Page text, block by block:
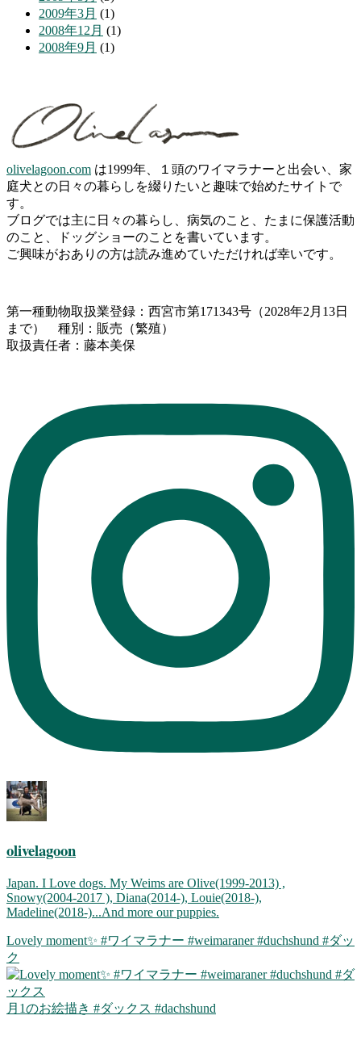
2009年3月 (1)
2008年12月 (1)
2008年9月 (1)
olivelagoon.com は1999年、１頭のワイマラナーと出会い、家
庭犬との日々の暮らしを綴りたいと趣味で始めたサイトで
す。
ブログでは主に日々の暮らし、病気のこと、たまに保護活動
のこと、ドッグショーのことを書いています。
ご興味がおありの方は読み進めていただければ幸いです。
第一種動物取扱業登録：西宮市第171343号（2028年2月13日
まで） 種別：販売（繁殖）
取扱責任者：藤本美保
olivelagoon
Japan. I Love dogs. My Weims are Olive(1999-2013) ,
Snowy(2004-2017 ), Diana(2014-), Louie(2018-),
Madeline(2018-)...And more our puppies.
Lovely moment✨ #ワイマラナー #weimaraner #duchshund #ダッ
ク
月1のお絵描き #ダックス #dachshund